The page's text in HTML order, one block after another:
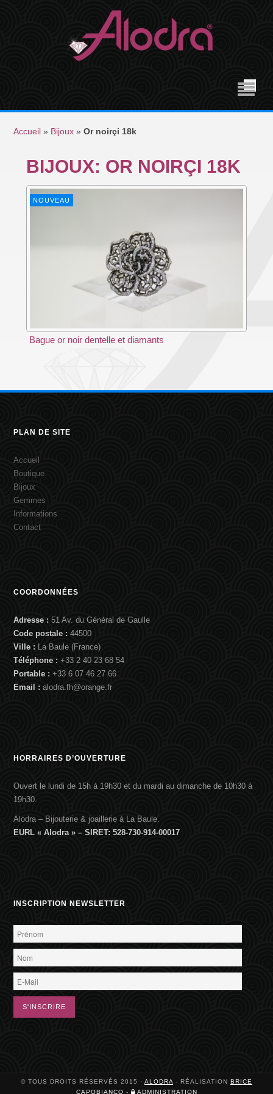
Accueil » Bijoux »Or noirçi 18k
BIJOUX: OR NOIRÇI 18K
NOUVEAU
Bague or noir dentelle et diamants
PLAN DE SITE
Accueil
Boutique
Bijoux
Gemmes
Informations
Contact
COORDONNÉES
Adresse :51 Av. du Général de Gaulle
Code postale :44500
Ville :
La Baule (France)
Téléphone :+33 2 40 23 68 54
Portable :+33 6 07 46 27 66
Email :alodra.fh@orange.fr
HORRAIRES D’OUVERTURE
Ouvert le lundi de 15h à 19h30 et du mardi au dimanche de 10h30 à
19h30.
Alodra – Bijouterie & joaillerie à La Baule.
EURL « Alodra » – SIRET: 528-730-914-00017
INSCRIPTION NEWSLETTER
© TOUS DROITS RÉSERVÉS 2015 · ALODRA - RÉALISATION BRICE
CAPOBIANCO - ADMINISTRATION